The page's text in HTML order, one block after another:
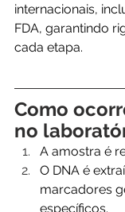
internacionais,
FDA, garantindo
cada etapa.
Como
no
A amostra é
O DNA é
marcadores
específicos.